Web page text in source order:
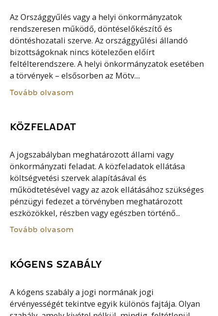
Az Országgyűlés vagy a helyi önkormányzatok
rendszeresen működő, döntéselőkészítő és
döntéshozatali szerve. Az országgyűlési állandó
bizottságoknak nincs kötelezően előírt
feltélterendszere. A helyi önkormányzatok esetében
a törvények – elsősorben az Mötv....
Tovább olvasom
KÖZFELADAT
A jogszabályban meghatározott állami vagy
önkormányzati feladat. A közfeladatok ellátása
költségvetési szervek alapításával és
működtetésével vagy az azok ellátásához szükséges
pénzügyi fedezet a törvényben meghatározott
eszközökkel, részben vagy egészben történő...
Tovább olvasom
KÓGENS SZABÁLY
A kógens szabály a jogi normának jogi
érvényességét tekintve egyik különös fajtája. Olyan